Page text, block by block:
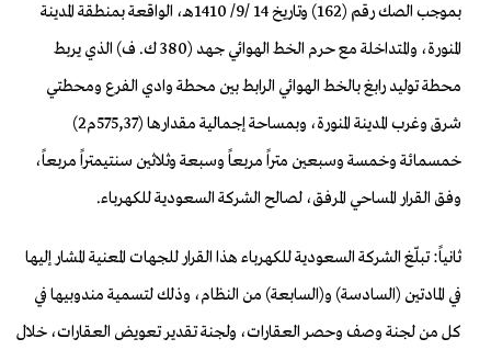
بموجب الصك رقم (162) وتاريخ 14 /9/ 1410هـ، الواقعة بمنطقة المدينة
المنورة، والمتداخلة مع حرم الخط الهوائي جهد (380 ك. ف) الذي يربط
محطة توليد رابغ بالخط الهوائي الرابط بين محطة وادي الفرع ومحطتي
شرق وغرب المدينة المنورة، وبمساحة إجمالية مقدارها (575,37م2)
خمسمائة وخمسة وسبعين متراً مربعاً وسبعة وثلاثين سنتيمتراً مربعاً،
وفق القرار المساحي المرفق، لصالح الشركة السعودية للكهرباء.
ثانياً: تبلّغ الشركة السعودية للكهرباء هذا القرار للجهات المعنية المشار إليها
في المادتين (السادسة) و(السابعة) من النظام، وذلك لتسمية مندوبيها في
كل من لجنة وصف وحصر العقارات، ولجنة تقدير تعويض العقارات، خلال